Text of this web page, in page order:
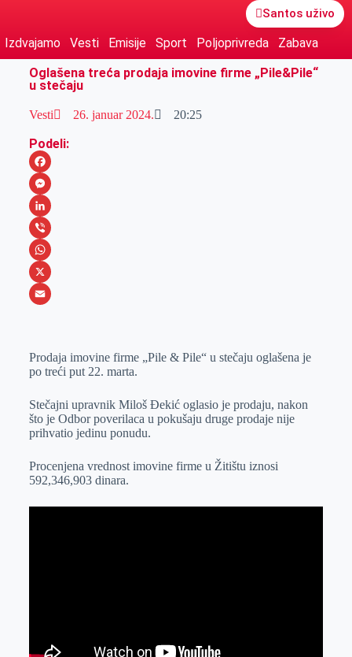
Santos uživo
Izdvajamo Vesti Emisije Sport Poljoprivreda
Zabava
Oglašena treća prodaja imovine firme „Pile&Pile“
u stečaju
Vesti 26. januar 2024. 20:25
Podeli:
F
a
c
e
b
o
M
e
s
s
e
e
r
L
i
n
k
I
n
V
i
b
W
h
s
A
p
p
X
a
i
l
Prodaja imovine firme „Pile & Pile“ u stečaju oglašena je
po treći put 22. marta.
Stečajni upravnik Miloš Đekić oglasio je prodaju, nakon
što je Odbor poverilaca u pokušaju druge prodaje nije
prihvatio jedinu ponudu.
Procenjena vrednost imovine firme u Žitištu iznosi
592,346,903 dinara.